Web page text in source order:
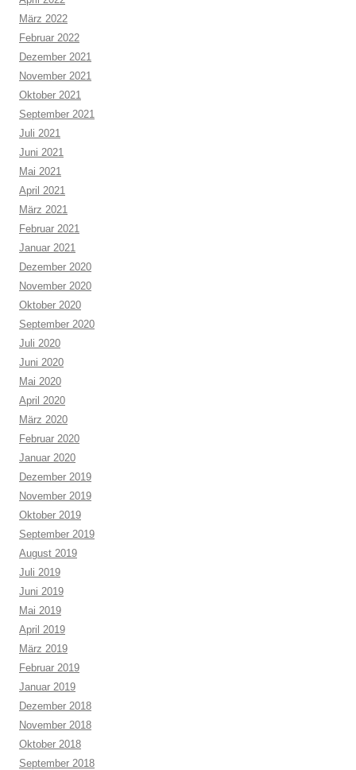
März 2022
Februar 2022
Dezember 2021
November 2021
Oktober 2021
September 2021
Juli 2021
Juni 2021
Mai 2021
April 2021
März 2021
Februar 2021
Januar 2021
Dezember 2020
November 2020
Oktober 2020
September 2020
Juli 2020
Juni 2020
Mai 2020
April 2020
März 2020
Februar 2020
Januar 2020
Dezember 2019
November 2019
Oktober 2019
September 2019
August 2019
Juli 2019
Juni 2019
Mai 2019
April 2019
März 2019
Februar 2019
Januar 2019
Dezember 2018
November 2018
Oktober 2018
September 2018